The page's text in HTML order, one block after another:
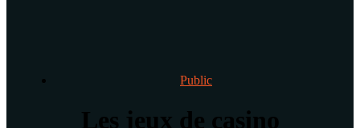
Public
Les jeux de casino